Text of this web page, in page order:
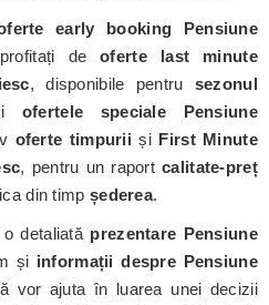
early booking Pensiune
deoferte last minute
, disponibile pentru sezonul
ofertele speciale Pensiune
oferte timpurii și First Minute
, pentru un raportcalitate-preț
din timp șederea.
detaliată prezentare Pensiune
și informații despre Pensiune
vor ajuta în luarea unei decizii